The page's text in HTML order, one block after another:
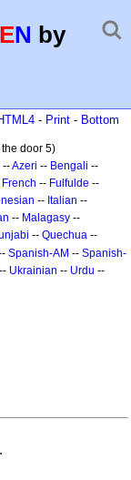
EN by
- Print - Bottom
door 5)
--Azeri -- Bengali --
French -- Fulfulde --
-- Italian --
-- Malagasy --
-- Quechua --
Spanish-AM -- Spanish-
-- Ukrainian -- Urdu --